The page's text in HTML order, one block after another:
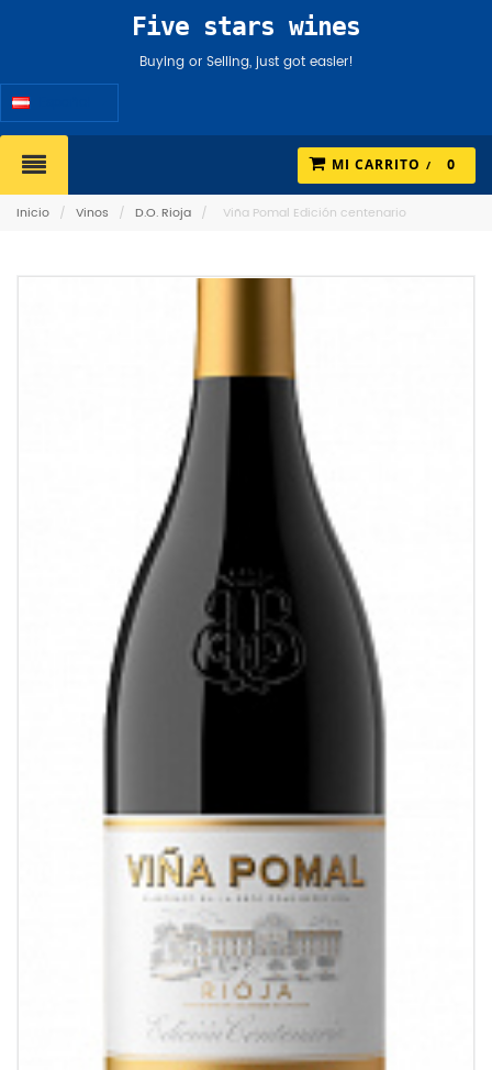
Five stars wines
Buying or Selling, just got easier!
MI CARRITO 0
Inicio / Vinos / D.O. Rioja / Viña Pomal Edición centenario